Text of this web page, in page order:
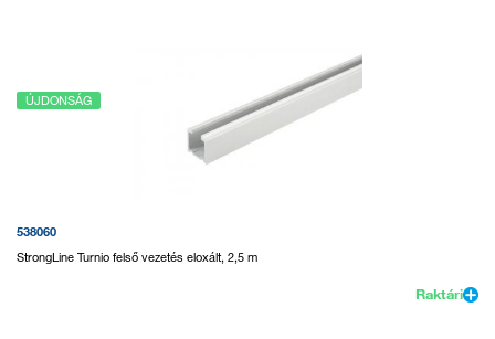
ÚJDONSÁG
538060
StrongLine Turnio felső vezetés eloxált, 2,5 m
Raktári